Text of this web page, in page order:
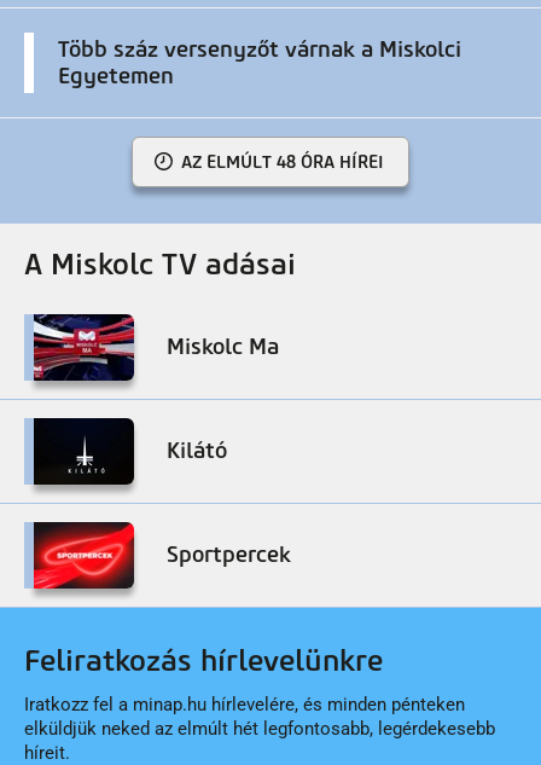
Több száz versenyzőt várnak a Miskolci
Egyetemen
AZ ELMÚLT 48 ÓRA HÍREI
A Miskolc TV adásai
Miskolc Ma
Kilátó
Sportpercek
Feliratkozás hírlevelünkre
Iratkozz fel a minap.hu hírlevelére, és minden pénteken
elküldjük neked az elmúlt hét legfontosabb, legérdekesebb
híreit.